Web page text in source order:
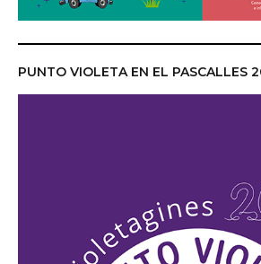
PUNTO VIOLETA EN EL PASCALLES